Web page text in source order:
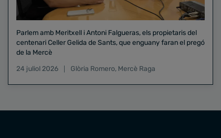
Parlem amb Meritxell i Antoni Falgueras, els propietaris del
centenari Celler Gelida de Sants, que enguany faran el pregó
de la Mercè
24 juliol 2026
Glòria Romero, Mercè Raga